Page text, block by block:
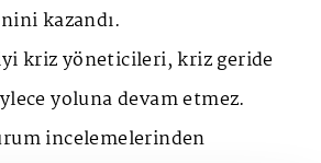
kazandı.
kriz yöneticileri, kriz geride
yoluna devam etmez.
incelemelerinden